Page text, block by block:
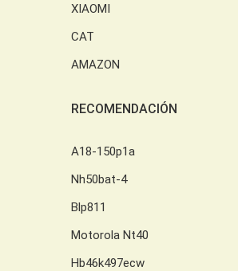
XIAOMI
CAT
AMAZON
RECOMENDACIÓN
A18-150p1a
Nh50bat-4
Blp811
Motorola Nt40
Hb46k497ecw